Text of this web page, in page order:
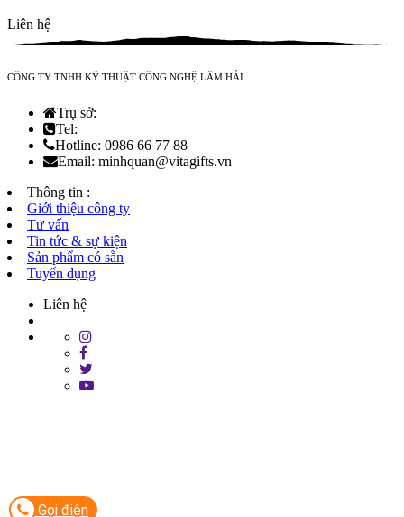
Liên hệ
CÔNG TY TNHH KỸ THUẬT CÔNG NGHỆ LÂM HẢI
Trụ sở:
Tel:
Hotline: 0986 66 77 88
Email: minhquan@vitagifts.vn
Thông tin :
Giới thiệu công ty
Tư vấn
Tin tức & sự kiện
Sản phẩm có sẵn
Tuyển dụng
Liên hệ
Gọi điện